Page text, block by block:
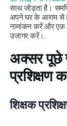
साथ जोड़ता है।
अपने घर के आराम से
नामांकन करें और एक
उजागर करें।.
अक्सर पूछे
प्रशिक्षण
शिक्षक